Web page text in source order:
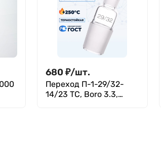
680 ₽/шт.
Переход П-1-29/32-
14/23 ТС, Boro 3.3,